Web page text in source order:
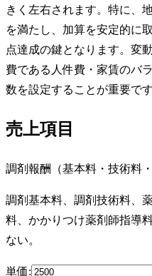
きく左右されます。特に、
を満たし、加算を安定的に
点達成の鍵となります。変
費である人件費・家賃のバ
数を設定することが重要です
売上項目
調剤報酬（基本料・技術料
調剤基本料、調剤技術料、
料、かかりつけ薬剤師指導
ない。
単価: